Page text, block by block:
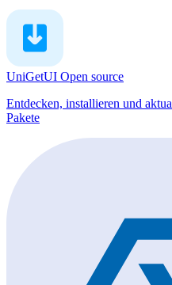
UniGetUI Open source
Entdecken, installieren und
Pakete